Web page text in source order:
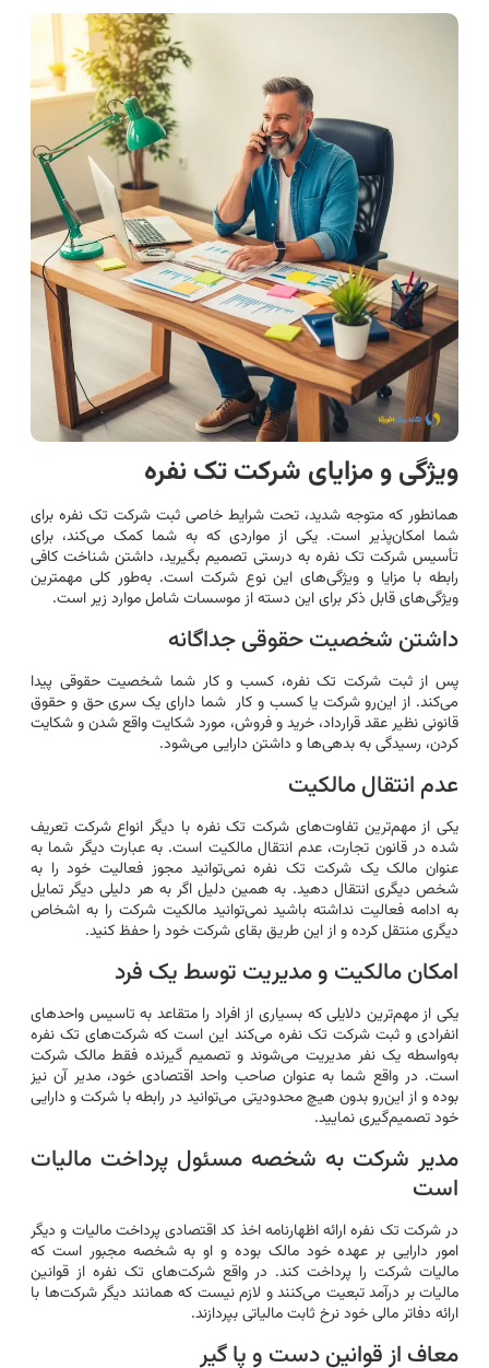
ویژگی‌ و مزایای شرکت تک نفره
همانطور که متوجه شدید، تحت شرایط خاصی ثبت شرکت تک نفره برای
شما امکان‌پذیر است. یکی از مواردی که به شما کمک می‌کند، برای
تأسیس شرکت تک نفره به درستی تصمیم بگیرید، داشتن شناخت کافی
رابطه با مزایا و ویژگی‌های این نوع شرکت است. به‌طور کلی مهمترین
ویژگی‌های قابل ذکر برای این دسته از موسسات شامل موارد زیر است.
داشتن شخصیت حقوقی جداگانه
پس از ثبت شرکت تک نفره، کسب و کار شما شخصیت حقوقی پیدا
می‌کند. از این‌رو شرکت یا کسب و کار شما دارای یک سری حق و حقوق
قانونی نظیر عقد قرارداد، خرید و فروش، مورد شکایت واقع شدن و شکایت
کردن، رسیدگی به بدهی‌ها و داشتن دارایی می‌شود.
عدم انتقال مالکیت
یکی از مهم‌ترین تفاوت‌های شرکت تک نفره با دیگر انواع شرکت تعریف
شده در قانون تجارت، عدم انتقال مالکیت است. به عبارت دیگر شما به
عنوان مالک یک شرکت تک نفره نمی‌توانید مجوز فعالیت خود را به
شخص دیگری انتقال دهید. به همین دلیل اگر به هر دلیلی دیگر تمایل
به ادامه فعالیت نداشته باشید نمی‌توانید مالکیت شرکت را به اشخاص
دیگری منتقل کرده و از این طریق بقای شرکت خود را حفظ کنید.
امکان مالکیت و مدیریت توسط یک فرد
یکی از مهم‌ترین دلایلی که بسیاری از افراد را متقاعد به تاسیس واحدهای
انفرادی و ثبت شرکت تک نفره می‌کند این است که شرکت‌های تک نفره
به‌واسطه یک نفر مدیریت می‌شوند و تصمیم گیرنده فقط مالک شرکت
است. در واقع شما به عنوان صاحب واحد اقتصادی خود، مدیر آن نیز
بوده و از این‌رو بدون هیچ محدودیتی می‌توانید در رابطه با شرکت و دارایی
خود تصمیم‌گیری نمایید.
مدیر شرکت به شخصه مسئول پرداخت مالیات
است
در شرکت تک نفره ارائه اظهارنامه اخذ کد اقتصادی پرداخت مالیات و دیگر
امور دارایی بر عهده خود مالک بوده و او به شخصه مجبور است که
مالیات شرکت را پرداخت کند. در واقع شرکت‌های تک نفره از قوانین
مالیات بر درآمد تبعیت می‌کنند و لازم نیست که همانند دیگر شرکت‌ها با
ارائه دفاتر مالی خود نرخ ثابت مالیاتی بپردازند.
معاف از قوانین دست و پا گیر